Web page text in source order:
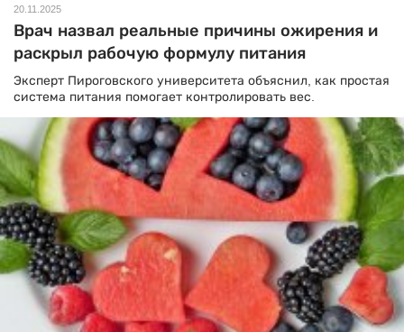
20.11.2025
Врач назвал реальные причины ожирения и
раскрыл рабочую формулу питания
Эксперт Пироговского университета объяснил, как простая
система питания помогает контролировать вес.